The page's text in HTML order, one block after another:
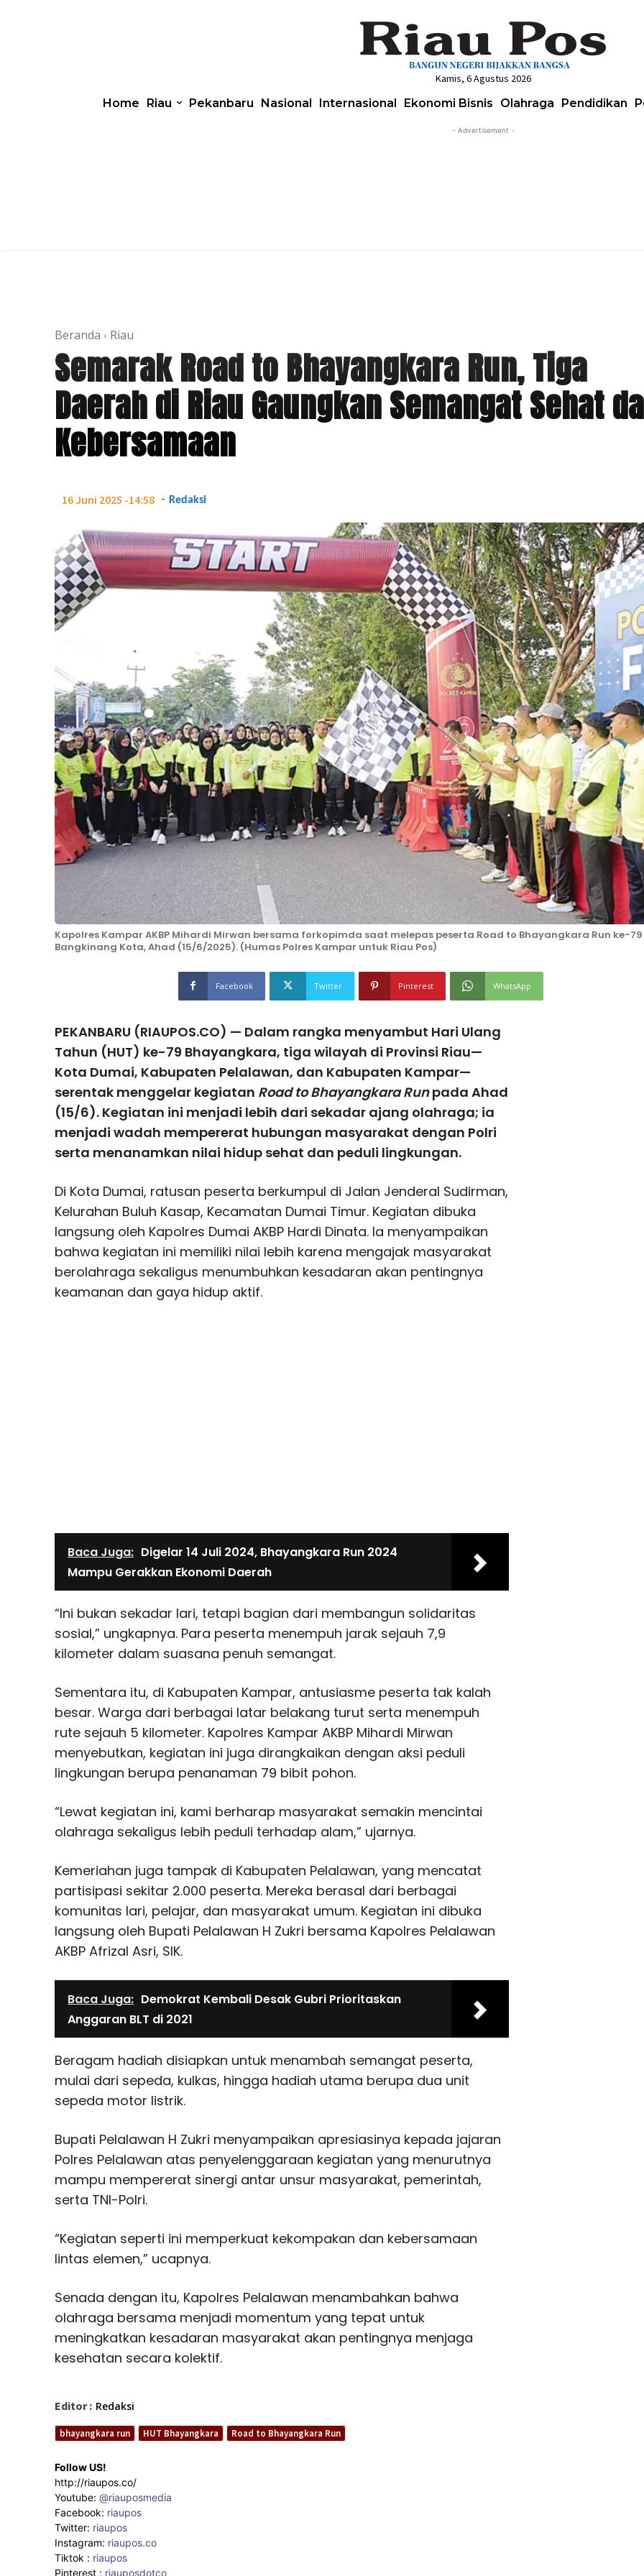
Kamis, 6 Agustus 2026
Home Riau Pekanbaru Nasional Internasional Ekonomi Bisnis Olahraga Pendidikan
- Advertisement -
Beranda Riau
Semarak Road to Bhayangkara Run, Tiga
Daerah di Riau Gaungkan Semangat Sehat
Kebersamaan
16 Juni 2025 -14:58 - Redaksi
Kapolres Kampar AKBP Mihardi Mirwan bersama forkopimda saat melepas peserta Road to Bhayangkara Run ke-
Bangkinang Kota, Ahad (15/6/2025). (Humas Polres Kampar untuk Riau Pos)
Facebook Twitter Pinterest WhatsApp
PEKANBARU (RIAUPOS.CO) — Dalam rangka menyambut Hari Ulang
Tahun (HUT) ke-79 Bhayangkara, tiga wilayah di Provinsi Riau—
Kota Dumai, Kabupaten Pelalawan, dan Kabupaten Kampar—
serentak menggelar kegiatan Road to Bhayangkara Runpada Ahad
(15/6). Kegiatan ini menjadi lebih dari sekadar ajang olahraga; ia
menjadi wadah mempererat hubungan masyarakat dengan Polri
serta menanamkan nilai hidup sehat dan peduli lingkungan.
Di Kota Dumai, ratusan peserta berkumpul di Jalan Jenderal Sudirman,
Kelurahan Buluh Kasap, Kecamatan Dumai Timur. Kegiatan dibuka
langsung oleh Kapolres Dumai AKBP Hardi Dinata. Ia menyampaikan
bahwa kegiatan ini memiliki nilai lebih karena mengajak masyarakat
berolahraga sekaligus menumbuhkan kesadaran akan pentingnya
keamanan dan gaya hidup aktif.
Baca Juga: Digelar 14 Juli 2024, Bhayangkara Run 2024
Mampu Gerakkan Ekonomi Daerah
“Ini bukan sekadar lari, tetapi bagian dari membangun solidaritas
sosial,” ungkapnya. Para peserta menempuh jarak sejauh 7,9
kilometer dalam suasana penuh semangat.
Sementara itu, di Kabupaten Kampar, antusiasme peserta tak kalah
besar. Warga dari berbagai latar belakang turut serta menempuh
rute sejauh 5 kilometer. Kapolres Kampar AKBP Mihardi Mirwan
menyebutkan, kegiatan ini juga dirangkaikan dengan aksi peduli
lingkungan berupa penanaman 79 bibit pohon.
“Lewat kegiatan ini, kami berharap masyarakat semakin mencintai
olahraga sekaligus lebih peduli terhadap alam,” ujarnya.
Kemeriahan juga tampak di Kabupaten Pelalawan, yang mencatat
partisipasi sekitar 2.000 peserta. Mereka berasal dari berbagai
komunitas lari, pelajar, dan masyarakat umum. Kegiatan ini dibuka
langsung oleh Bupati Pelalawan H Zukri bersama Kapolres Pelalawan
AKBP Afrizal Asri, SIK.
Baca Juga: Demokrat Kembali Desak Gubri Prioritaskan
Anggaran BLT di 2021
Beragam hadiah disiapkan untuk menambah semangat peserta,
mulai dari sepeda, kulkas, hingga hadiah utama berupa dua unit
sepeda motor listrik.
Bupati Pelalawan H Zukri menyampaikan apresiasinya kepada jajaran
Polres Pelalawan atas penyelenggaraan kegiatan yang menurutnya
mampu mempererat sinergi antar unsur masyarakat, pemerintah,
serta TNI-Polri.
“Kegiatan seperti ini memperkuat kekompakan dan kebersamaan
lintas elemen,” ucapnya.
Senada dengan itu, Kapolres Pelalawan menambahkan bahwa
olahraga bersama menjadi momentum yang tepat untuk
meningkatkan kesadaran masyarakat akan pentingnya menjaga
kesehatan secara kolektif.
Editor : Redaksi
bhayangkara run HUT Bhayangkara Road to Bhayangkara Run
Follow US!
http://riaupos.co/
Youtube: @riauposmedia
Facebook: riaupos
Twitter: riaupos
Instagram: riaupos.co
Tiktok : riaupos
Pinterest : riauposdotco